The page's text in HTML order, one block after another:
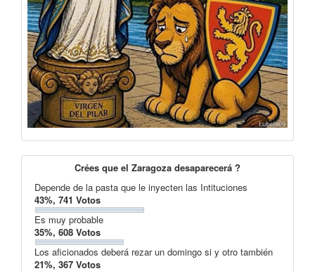
Crées que el Zaragoza desaparecerá ?
Depende de la pasta que le inyecten las Intituciones
43%, 741 Votos
Es muy probable
35%, 608 Votos
Los aficionados deberá rezar un domingo si y otro también
21%, 367 Votos